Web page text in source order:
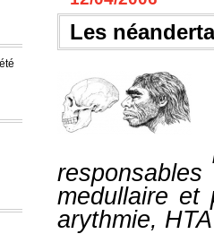
Les
medullaire et
arythmie,